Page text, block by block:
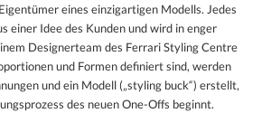
eines einzigartigen Modells. Jedes
einer Idee des Kunden und wird in enger
Designerteam des Ferrari Styling Centre
und Formen definiert sind, werden
und ein Modell („styling buck“) erstellt,
des neuen One-Offs beginnt.